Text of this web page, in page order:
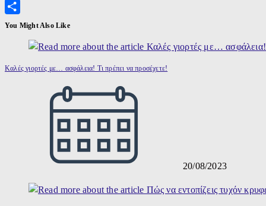
Facebook
Μοιραστείτε
You Might Also Like
Καλές γιορτές με… ασφάλεια! Τι πρέπει να προσέχετε!
20/08/2023